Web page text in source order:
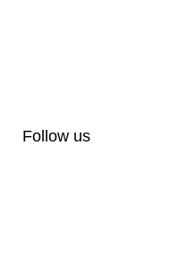
Follow us